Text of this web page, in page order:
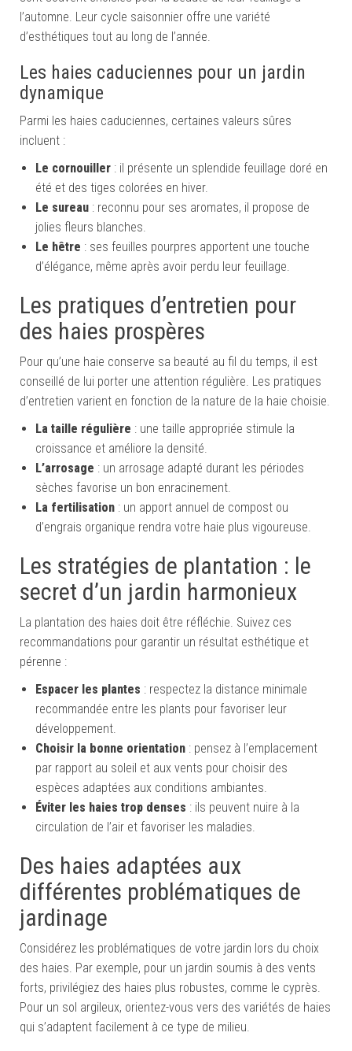
l’automne. Leur cycle saisonnier offre une variété
d’esthétiques tout au long de l’année.
Les haies caduciennes pour un jardin
dynamique
Parmi les haies caduciennes, certaines valeurs sûres
incluent :
Le cornouiller : il présente un splendide feuillage doré en
été et des tiges colorées en hiver.
Le sureau : reconnu pour ses aromates, il propose de
jolies fleurs blanches.
Le hêtre : ses feuilles pourpres apportent une touche
d’élégance, même après avoir perdu leur feuillage.
Les pratiques d’entretien pour
des haies prospères
Pour qu’une haie conserve sa beauté au fil du temps, il est
conseillé de lui porter une attention régulière. Les pratiques
d’entretien varient en fonction de la nature de la haie choisie.
La taille régulière : une taille appropriée stimule la
croissance et améliore la densité.
L’arrosage : un arrosage adapté durant les périodes
sèches favorise un bon enracinement.
La fertilisation : un apport annuel de compost ou
d’engrais organique rendra votre haie plus vigoureuse.
Les stratégies de plantation : le
secret d’un jardin harmonieux
La plantation des haies doit être réfléchie. Suivez ces
recommandations pour garantir un résultat esthétique et
pérenne :
Espacer les plantes : respectez la distance minimale
recommandée entre les plants pour favoriser leur
développement.
Choisir la bonne orientation : pensez à l’emplacement
par rapport au soleil et aux vents pour choisir des
espèces adaptées aux conditions ambiantes.
Éviter les haies trop denses : ils peuvent nuire à la
circulation de l’air et favoriser les maladies.
Des haies adaptées aux
différentes problématiques de
jardinage
Considérez les problématiques de votre jardin lors du choix
des haies. Par exemple, pour un jardin soumis à des vents
forts, privilégiez des haies plus robustes, comme le cyprès.
Pour un sol argileux, orientez-vous vers des variétés de haies
qui s’adaptent facilement à ce type de milieu.